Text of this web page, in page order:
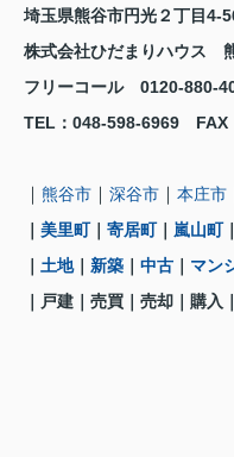
埼玉県熊谷市円光２丁目4-
株式会社ひだまりハウス
フリーコール 0120-880-
TEL ：048-598-6969 FAX
熊谷市 深谷市 本庄市
美里町｜ 寄居町｜ 嵐山町｜
土地｜ 新築 中古 マン
｜戸建 ｜売買｜売却｜購入